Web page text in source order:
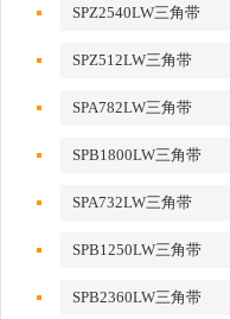
SPZ2540LW三角带
SPZ512LW三角带
SPA782LW三角带
SPB1800LW三角带
SPA732LW三角带
SPB1250LW三角带
SPB2360LW三角带